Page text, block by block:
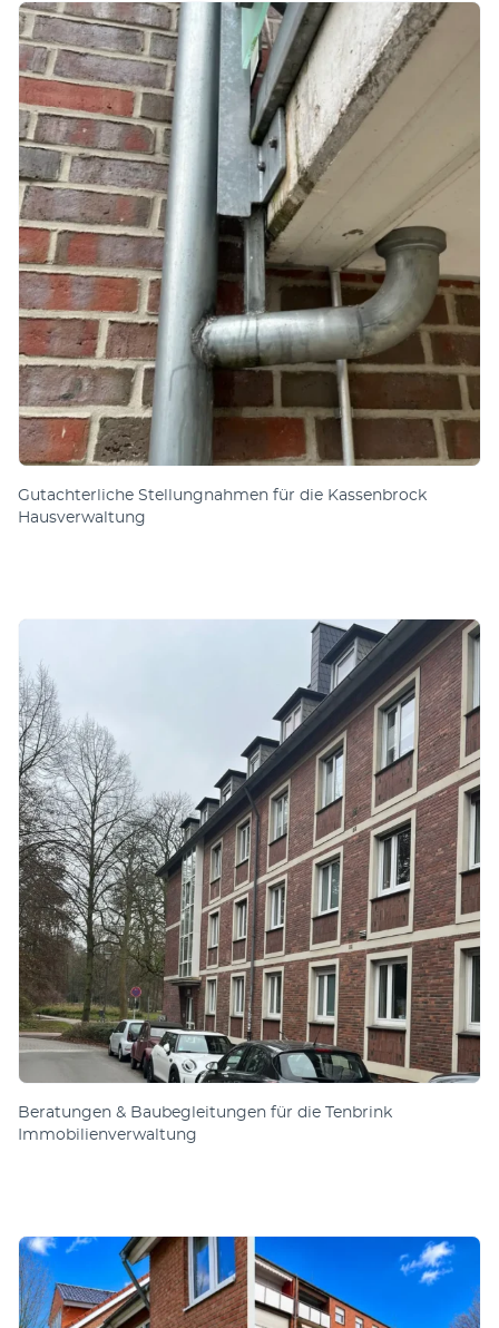
Gut­acht­er­liche Stell­ung­nah­men für die Kassen­brock
Hausverwaltung
Beratungen & Bau­be­gleit­ungen für die Tenbrink
Immobilienverwaltung